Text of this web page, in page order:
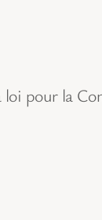
pour la